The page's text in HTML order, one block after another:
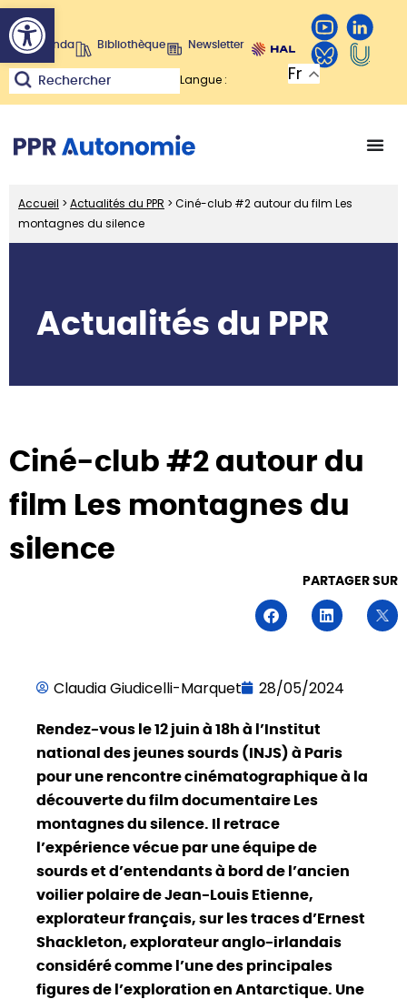
Ouvrir la barre d’outils
Agenda Bibliothèque Newsletter
Rechercher Langue : Fr
Accueil > Actualités du PPR > Ciné-club #2 autour du film Les
montagnes du silence
Actualités du PPR
Ciné-club #2 autour du
film Les montagnes du
silence
PARTAGER SUR
Claudia Giudicelli-Marquet 28/05/2024
Rendez-vous le 12 juin à 18h à l’Institut
national des jeunes sourds (INJS) à Paris
pour une rencontre cinématographique à la
découverte du film documentaire Les
montagnes du silence. Il retrace
l’expérience vécue par une équipe de
sourds et d’entendants à bord de l’ancien
voilier polaire de Jean-Louis Etienne,
explorateur français, sur les traces d’Ernest
Shackleton, explorateur anglo-irlandais
considéré comme l’une des principales
figures de l’exploration en Antarctique. Une